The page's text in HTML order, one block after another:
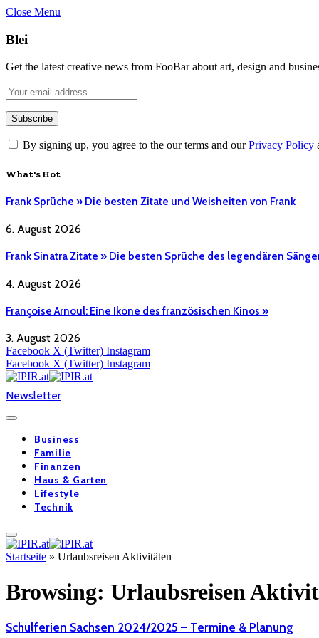
Close Menu
Blei
Get the latest creative news from FooBar about art, design and
By signing up, you agree to the our terms and ourPrivacy Policy
What's Hot
Frank Sprüche » Die besten Zitate und Weisheiten von Frank
6. August 2026
Frank Sinatra Zitate » Die besten Sprüche des legendären
4. August 2026
Françoise Arnoul: Eine Ikone des französischen Kinos »
3. August 2026
Facebook X (Twitter) Instagram
Facebook X (Twitter) Instagram
Newsletter
Business
Familie
Finanzen
Haus & Garten
Lifestyle
Technik
Startseite » Urlaubsreisen Aktivitäten
Browsing: Urlaubsreisen
Schulferien Sachsen 2024/2025 – Termine & Planung